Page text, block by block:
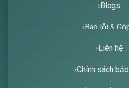
Blogs
Báo lỗi &
Liên hệ
Chính sách